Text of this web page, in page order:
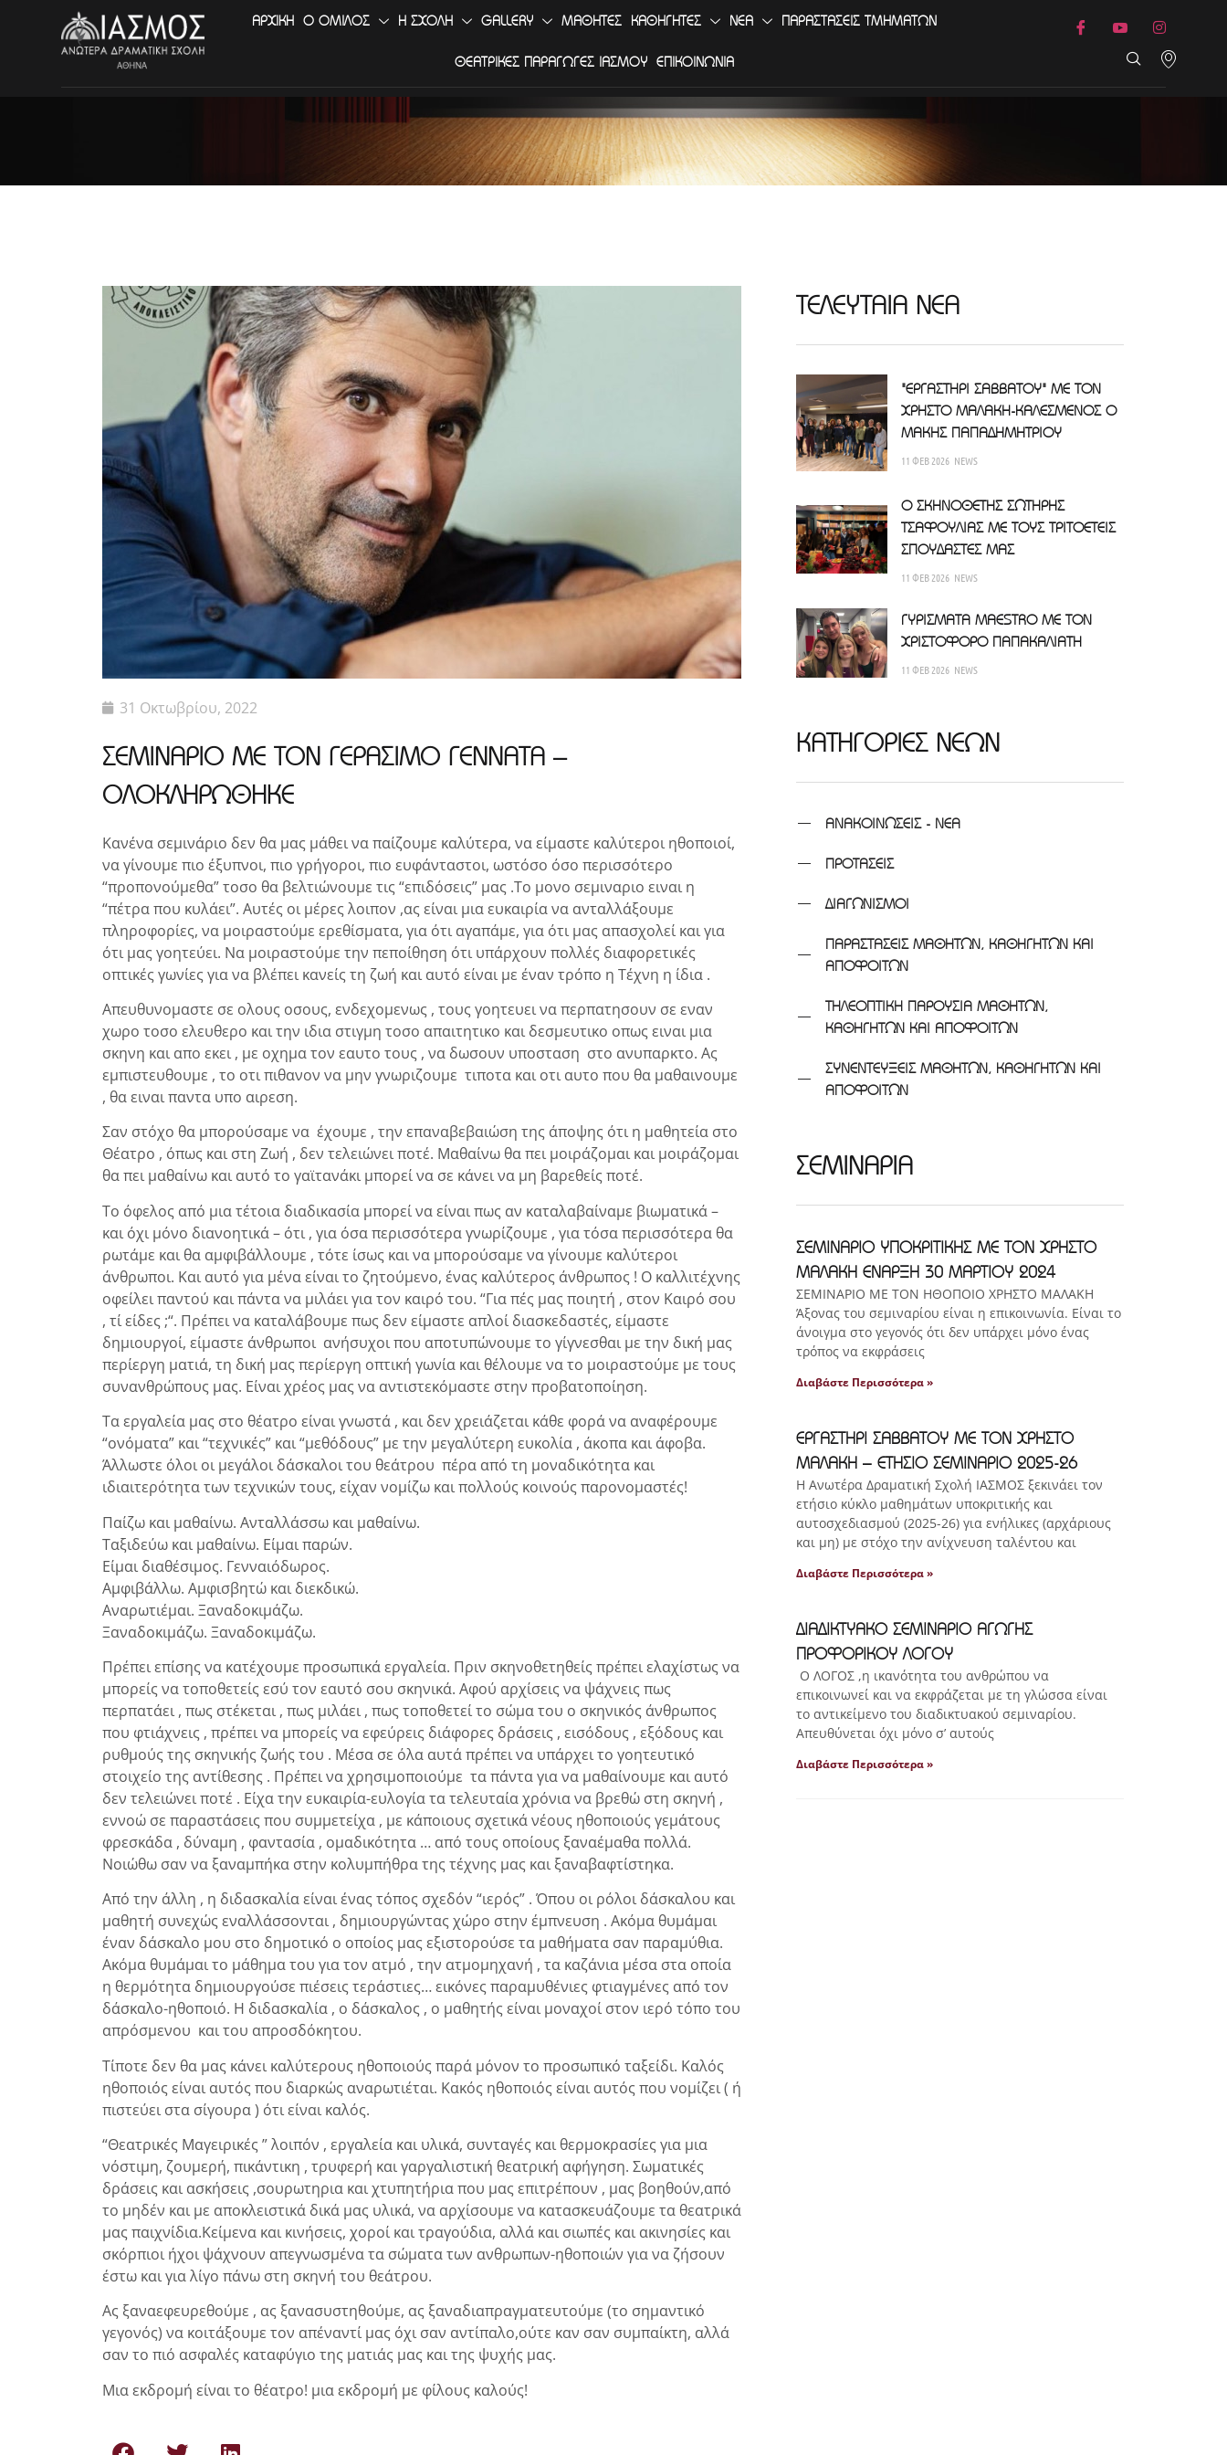
ΑΡΧΙΚΉ Ο ΟΜΙΛΟΣ Η ΣΧΟΛΗ GALLERY ΜΑΘΗΤΕΣ ΚΑΘΗΓΗΤΕΣ ΝΕΑ ΠΑΡΑΣΤΑΣΕΙΣ ΤΜΗΜΑΤΩΝ
ΘΕΑΤΡΙΚΕΣ ΠΑΡΑΓΩΓΕΣ ΙΑΣΜΟΥ ΕΠΙΚΟΙΝΩΝΙΑ
31 Οκτωβρίου, 2022
ΣΕΜΙΝΑΡΙΟ ΜΕ ΤΟΝ ΓΕΡΑΣΙΜΟ ΓΕΝΝΑΤΑ –
ΟΛΟΚΛΗΡΩΘΗΚΕ
Κανένα σεμινάριο δεν θα μας μάθει να παίζουμε καλύτερα, να είμαστε καλύτεροι ηθοποιοί,
να γίνουμε πιο έξυπνοι, πιο γρήγοροι, πιο ευφάνταστοι, ωστόσο όσο περισσότερο
“προπονούμεθα” τοσο θα βελτιώνουμε τις “επιδόσεις” μας .Το μονο σεμιναριο ειναι η
“πέτρα που κυλάει”. Αυτές οι μέρες λοιπον ,ας είναι μια ευκαιρία να ανταλλάξουμε
πληροφορίες, να μοιραστούμε ερεθίσματα, για ότι αγαπάμε, για ότι μας απασχολεί και για
ότι μας γοητεύει. Να μοιραστούμε την πεποίθηση ότι υπάρχουν πολλές διαφορετικές
οπτικές γωνίες για να βλέπει κανείς τη ζωή και αυτό είναι με έναν τρόπο η Τέχνη η ίδια .
Απευθυνομαστε σε ολους οσους, ενδεχομενως , τους γοητευει να περπατησουν σε εναν
χωρο τοσο ελευθερο και την ιδια στιγμη τοσο απαιτητικο και δεσμευτικο οπως ειναι μια
σκηνη και απο εκει , με οχημα τον εαυτο τους , να δωσουν υποσταση στο ανυπαρκτο. Ας
εμπιστευθουμε , το οτι πιθανον να μην γνωριζουμε τιποτα και οτι αυτο που θα μαθαινουμε
, θα ειναι παντα υπο αιρεση.
Σαν στόχο θα μπορούσαμε να έχουμε , την επαναβεβαιώση της άποψης ότι η μαθητεία στο
Θέατρο , όπως και στη Ζωή , δεν τελειώνει ποτέ. Μαθαίνω θα πει μοιράζομαι και μοιράζομαι
θα πει μαθαίνω και αυτό το γαϊτανάκι μπορεί να σε κάνει να μη βαρεθείς ποτέ.
Το όφελος από μια τέτοια διαδικασία μπορεί να είναι πως αν καταλαβαίναμε βιωματικά –
και όχι μόνο διανοητικά – ότι , για όσα περισσότερα γνωρίζουμε , για τόσα περισσότερα θα
ρωτάμε και θα αμφιβάλλουμε , τότε ίσως και να μπορούσαμε να γίνουμε καλύτεροι
άνθρωποι. Και αυτό για μένα είναι το ζητούμενο, ένας καλύτερος άνθρωπος ! Ο καλλιτέχνης
οφείλει παντού και πάντα να μιλάει για τον καιρό του. “Για πές μας ποιητή , στον Καιρό σου
, τί είδες ;“. Πρέπει να καταλάβουμε πως δεν είμαστε απλοί διασκεδαστές, είμαστε
δημιουργοί, είμαστε άνθρωποι ανήσυχοι που αποτυπώνουμε το γίγνεσθαι με την δική μας
περίεργη ματιά, τη δική μας περίεργη οπτική γωνία και θέλουμε να το μοιραστούμε με τους
συνανθρώπους μας. Είναι χρέος μας να αντιστεκόμαστε στην προβατοποίηση.
Τα εργαλεία μας στο θέατρο είναι γνωστά , και δεν χρειάζεται κάθε φορά να αναφέρουμε
“ονόματα” και “τεχνικές” και “μεθόδους” με την μεγαλύτερη ευκολία , άκοπα και άφοβα.
Άλλωστε όλοι οι μεγάλοι δάσκαλοι του θεάτρου πέρα από τη μοναδικότητα και
ιδιαιτερότητα των τεχνικών τους, είχαν νομίζω και πολλούς κοινούς παρονομαστές!
Παίζω και μαθαίνω. Ανταλλάσσω και μαθαίνω.
Ταξιδεύω και μαθαίνω. Είμαι παρών.
Είμαι διαθέσιμος. Γενναιόδωρος.
Αμφιβάλλω. Αμφισβητώ και διεκδικώ.
Αναρωτιέμαι. Ξαναδοκιμάζω.
Ξαναδοκιμάζω. Ξαναδοκιμάζω.
Πρέπει επίσης να κατέχουμε προσωπικά εργαλεία. Πριν σκηνοθετηθείς πρέπει ελαχίστως να
μπορείς να τοποθετείς εσύ τον εαυτό σου σκηνικά. Αφού αρχίσεις να ψάχνεις πως
περπατάει , πως στέκεται , πως μιλάει , πως τοποθετεί το σώμα του ο σκηνικός άνθρωπος
που φτιάχνεις , πρέπει να μπορείς να εφεύρεις διάφορες δράσεις , εισόδους , εξόδους και
ρυθμούς της σκηνικής ζωής του . Μέσα σε όλα αυτά πρέπει να υπάρχει το γοητευτικό
στοιχείο της αντίθεσης . Πρέπει να χρησιμοποιούμε τα πάντα για να μαθαίνουμε και αυτό
δεν τελειώνει ποτέ . Είχα την ευκαιρία-ευλογία τα τελευταία χρόνια να βρεθώ στη σκηνή ,
εννοώ σε παραστάσεις που συμμετείχα , με κάποιους σχετικά νέους ηθοποιούς γεμάτους
φρεσκάδα , δύναμη , φαντασία , ομαδικότητα … από τους οποίους ξαναέμαθα πολλά.
Νοιώθω σαν να ξαναμπήκα στην κολυμπήθρα της τέχνης μας και ξαναβαφτίστηκα.
Από την άλλη , η διδασκαλία είναι ένας τόπος σχεδόν “ιερός” . Όπου οι ρόλοι δάσκαλου και
μαθητή συνεχώς εναλλάσσονται , δημιουργώντας χώρο στην έμπνευση . Ακόμα θυμάμαι
έναν δάσκαλο μου στο δημοτικό ο οποίος μας εξιστορούσε τα μαθήματα σαν παραμύθια.
Ακόμα θυμάμαι το μάθημα του για τον ατμό , την ατμομηχανή , τα καζάνια μέσα στα οποία
η θερμότητα δημιουργούσε πιέσεις τεράστιες… εικόνες παραμυθένιες φτιαγμένες από τον
δάσκαλο-ηθοποιό. Η διδασκαλία , ο δάσκαλος , ο μαθητής είναι μοναχοί στον ιερό τόπο του
απρόσμενου και του απροσδόκητου.
Τίποτε δεν θα μας κάνει καλύτερους ηθοποιούς παρά μόνον το προσωπικό ταξείδι. Καλός
ηθοποιός είναι αυτός που διαρκώς αναρωτιέται. Κακός ηθοποιός είναι αυτός που νομίζει ( ή
πιστεύει στα σίγουρα ) ότι είναι καλός.
“Θεατρικές Μαγειρικές ” λοιπόν , εργαλεία και υλικά, συνταγές και θερμοκρασίες για μια
νόστιμη, ζουμερή, πικάντικη , τρυφερή και γαργαλιστική θεατρική αφήγηση. Σωματικές
δράσεις και ασκήσεις ,σουρωτηρια και χτυπητήρια που μας επιτρέπουν , μας βοηθούν,από
το μηδέν και με αποκλειστικά δικά μας υλικά, να αρχίσουμε να κατασκευάζουμε τα θεατρικά
μας παιχνίδια.Κείμενα και κινήσεις, χοροί και τραγούδια, αλλά και σιωπές και ακινησίες και
σκόρπιοι ήχοι ψάχνουν απεγνωσμένα τα σώματα των ανθρωπων-ηθοποιών για να ζήσουν
έστω και για λίγο πάνω στη σκηνή του θεάτρου.
Ας ξαναεφευρεθούμε , ας ξανασυστηθούμε, ας ξαναδιαπραγματευτούμε (το σημαντικό
γεγονός) να κοιτάξουμε τον απέναντί μας όχι σαν αντίπαλο,ούτε καν σαν συμπαίκτη, αλλά
σαν το πιό ασφαλές καταφύγιο της ματιάς μας και της ψυχής μας.
Μια εκδρομή είναι το θέατρο! μια εκδρομή με φίλους καλούς!
ΤΕΛΕΥΤΑΙΑ ΝΕΑ
"ΕΡΓΑΣΤΗΡΙ ΣΑΒΒΑΤΟΥ" ΜΕ ΤΟΝ
ΧΡΗΣΤΟ ΜΑΛΑΚΗ-ΚΑΛΕΣΜΕΝΟΣ Ο
ΜΑΚΗΣ ΠΑΠΑΔΗΜΗΤΡΙΟΥ
11 ΦΕΒ 2026 NEWS
Ο ΣΚΗΝΟΘΕΤΗΣ ΣΩΤΗΡΗΣ
ΤΣΑΦΟΥΛΙΑΣ ΜΕ ΤΟΥΣ ΤΡΙΤΟΕΤΕΙΣ
ΣΠΟΥΔΑΣΤΕΣ ΜΑΣ
11 ΦΕΒ 2026 NEWS
ΓΥΡΙΣΜΑΤΑ MAESTRO ΜΕ ΤΟΝ
ΧΡΙΣΤΟΦΟΡΟ ΠΑΠΑΚΑΛΙΑΤΗ
11 ΦΕΒ 2026 NEWS
ΚΑΤΗΓΟΡΙΕΣ ΝΕΩΝ
ΑΝΑΚΟΙΝΩΣΕΙΣ - ΝΕΑ
ΠΡΟΤΑΣΕΙΣ
ΔΙΑΓΩΝΙΣΜΟΙ
ΠΑΡΑΣΤΑΣΕΙΣ ΜΑΘΗΤΩΝ, ΚΑΘΗΓΗΤΩΝ ΚΑΙ
ΑΠΟΦΟΙΤΩΝ
ΤΗΛΕΟΠΤΙΚΗ ΠΑΡΟΥΣΙΑ ΜΑΘΗΤΩΝ,
ΚΑΘΗΓΗΤΩΝ ΚΑΙ ΑΠΟΦΟΙΤΩΝ
ΣΥΝΕΝΤΕΥΞΕΙΣ ΜΑΘΗΤΩΝ, ΚΑΘΗΓΗΤΩΝ ΚΑΙ
ΑΠΟΦΟΙΤΩΝ
ΣΕΜΙΝΑΡΙΑ
ΣΕΜΙΝΑΡΙΟ ΥΠΟΚΡΙΤΙΚΗΣ ΜΕ ΤΟΝ ΧΡΗΣΤΟ
ΜΑΛΑΚΗ ΕΝΑΡΞΗ 30 ΜΑΡΤΙΟΥ 2024
ΣΕΜΙΝΑΡΙΟ ΜΕ ΤΟΝ ΗΘΟΠΟΙΟ ΧΡΗΣΤΟ ΜΑΛΑΚΗ
Άξονας του σεμιναρίου είναι η επικοινωνία. Είναι το
άνοιγμα στο γεγονός ότι δεν υπάρχει μόνο ένας
τρόπος να εκφράσεις
Διαβάστε Περισσότερα »
ΕΡΓΑΣΤΗΡΙ ΣΑΒΒΑΤΟΥ ΜΕ ΤΟΝ ΧΡΗΣΤΟ
ΜΑΛΑΚΗ – ΕΤΗΣΙΟ ΣΕΜΙΝΑΡΙΟ 2025-26
Η Ανωτέρα Δραματική Σχολή ΙΑΣΜΟΣ ξεκινάει τον
ετήσιο κύκλο μαθημάτων υποκριτικής και
αυτοσχεδιασμού (2025-26) για ενήλικες (αρχάριους
και μη) με στόχο την ανίχνευση ταλέντου και
Διαβάστε Περισσότερα »
ΔΙΑΔΙΚΤΥΑΚΟ ΣΕΜΙΝΑΡΙΟ ΑΓΩΓΗΣ
ΠΡΟΦΟΡΙΚΟΥ ΛΟΓΟΥ
Ο ΛΟΓΟΣ ,η ικανότητα του ανθρώπου να
επικοινωνεί και να εκφράζεται με τη γλώσσα είναι
το αντικείμενο του διαδικτυακού σεμιναρίου.
Απευθύνεται όχι μόνο σ’ αυτούς
Διαβάστε Περισσότερα »